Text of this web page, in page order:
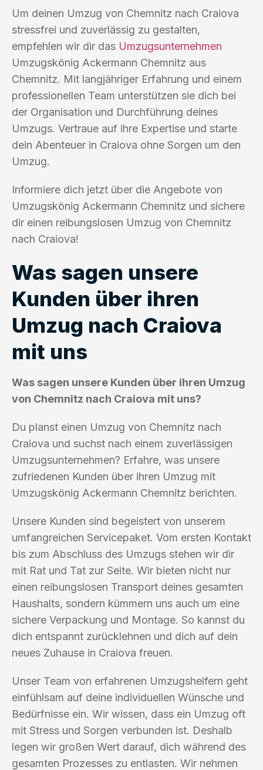
Um deinen Umzug von Chemnitz nach Craiova
stressfrei und zuverlässig zu gestalten,
empfehlen wir dir das Umzugsunternehmen
Umzugskönig Ackermann Chemnitz aus
Chemnitz. Mit langjähriger Erfahrung und einem
professionellen Team unterstützen sie dich bei
der Organisation und Durchführung deines
Umzugs. Vertraue auf ihre Expertise und starte
dein Abenteuer in Craiova ohne Sorgen um den
Umzug.
Informiere dich jetzt über die Angebote von
Umzugskönig Ackermann Chemnitz und sichere
dir einen reibungslosen Umzug von Chemnitz
nach Craiova!
Was sagen unsere
Kunden über ihren
Umzug nach Craiova
mit uns
Was sagen unsere Kunden über ihren Umzug
von Chemnitz nach Craiova mit uns?
Du planst einen Umzug von Chemnitz nach
Craiova und suchst nach einem zuverlässigen
Umzugsunternehmen? Erfahre, was unsere
zufriedenen Kunden über ihren Umzug mit
Umzugskönig Ackermann Chemnitz berichten.
Unsere Kunden sind begeistert von unserem
umfangreichen Servicepaket. Vom ersten Kontakt
bis zum Abschluss des Umzugs stehen wir dir
mit Rat und Tat zur Seite. Wir bieten nicht nur
einen reibungslosen Transport deines gesamten
Haushalts, sondern kümmern uns auch um eine
sichere Verpackung und Montage. So kannst du
dich entspannt zurücklehnen und dich auf dein
neues Zuhause in Craiova freuen.
Unser Team von erfahrenen Umzugshelfern geht
einfühlsam auf deine individuellen Wünsche und
Bedürfnisse ein. Wir wissen, dass ein Umzug oft
mit Stress und Sorgen verbunden ist. Deshalb
legen wir großen Wert darauf, dich während des
gesamten Prozesses zu entlasten. Wir nehmen